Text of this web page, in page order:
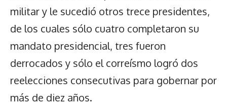
militar y le sucedió otros trece presidentes,
de los cuales sólo cuatro completaron su
mandato presidencial, tres fueron
derrocados y sólo el correísmo logró dos
reelecciones consecutivas para gobernar por
más de diez años.